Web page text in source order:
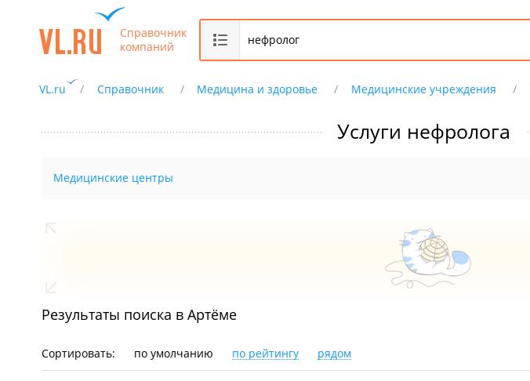
Справочник
компаний
VL.ru Справочник Медицина и здоровье Медицинские учреждения
Услуги нефролога
Медицинские центры
Результаты поиска в Артёме
Сортировать: по умолчанию по рейтингу рядом